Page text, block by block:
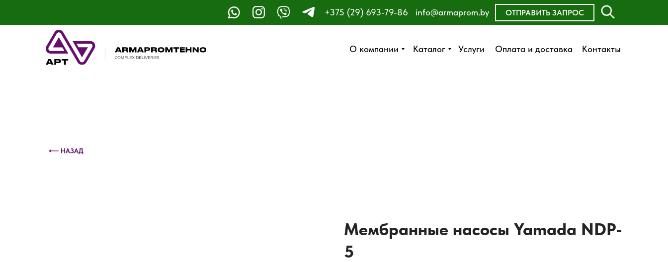
О компании Каталог Услуги Оплата и доставка Контакты
+375 (29) 693-79-86 ОТПРАВИТЬ ЗАПРОС
info@armaprom.by
О компании Каталог Услуги Оплата и доставка Контакты
ОСТАВИТЬ ЗАЯВКУ
ЗАКАЗАТЬ ЗВОНОК
⟵ НАЗАД
Мембранные насосы Yamada NDP-
5